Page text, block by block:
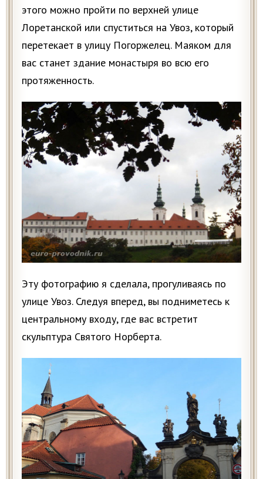
этого можно пройти по верхней улице
Лоретанской или спуститься на Увоз, который
перетекает в улицу Погоржелец. Маяком для
вас станет здание монастыря во всю его
протяженность.
Эту фотографию я сделала, прогуливаясь по
улице Увоз. Следуя вперед, вы подниметесь к
центральному входу, где вас встретит
скульптура Святого Норберта.